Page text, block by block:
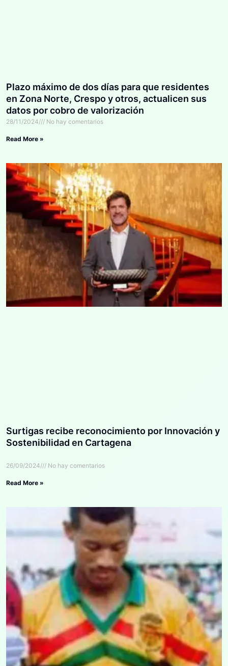
Plazo máximo de dos días para que residentes
en Zona Norte, Crespo y otros, actualicen sus
datos por cobro de valorización
28/11/2024 No hay comentarios
Read More »
Surtigas recibe reconocimiento por Innovación y
Sostenibilidad en Cartagena
26/09/2024 No hay comentarios
Read More »